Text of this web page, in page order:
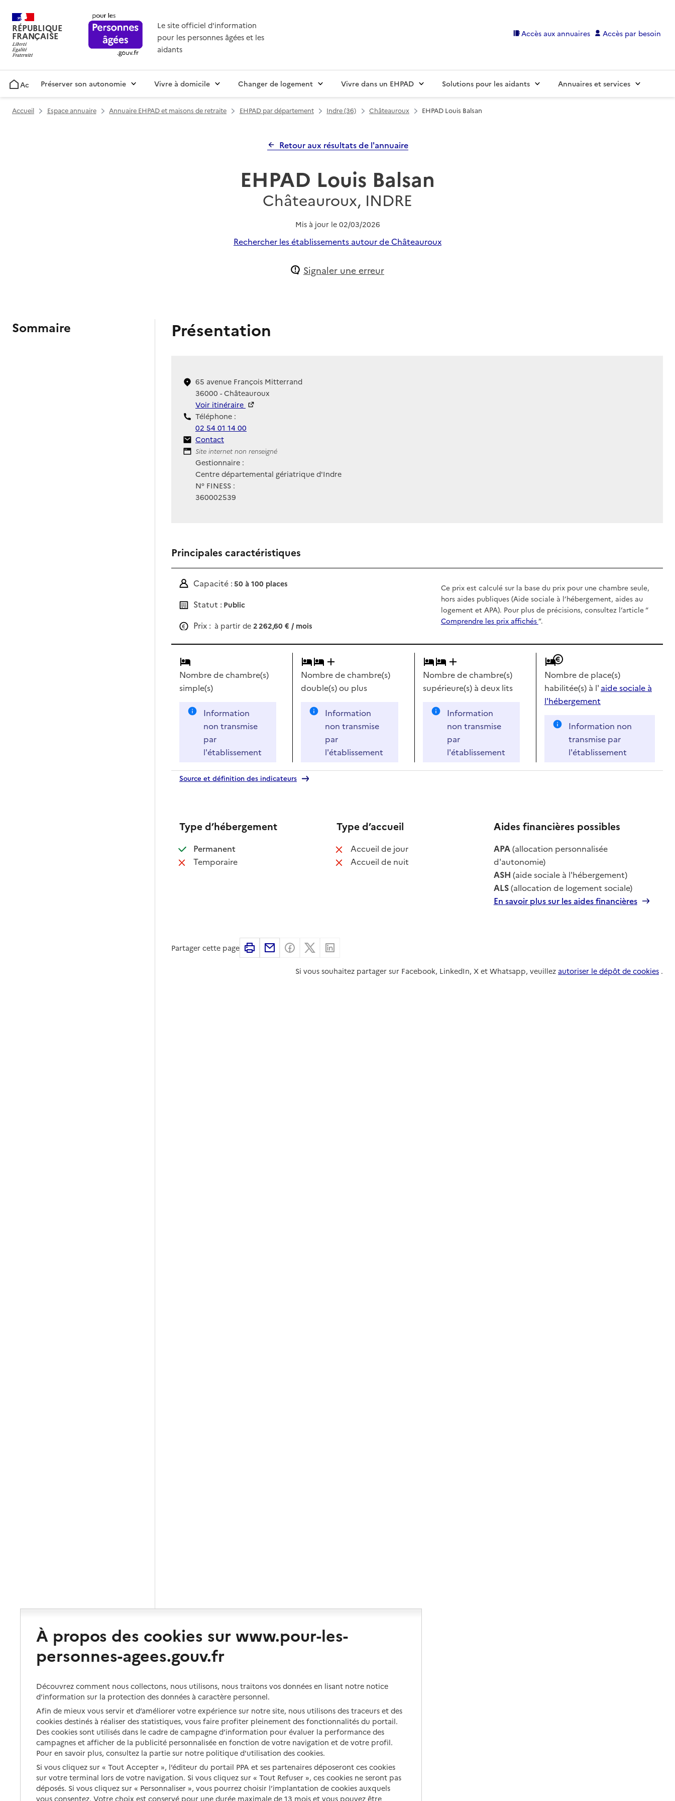
RÉPUBLIQUE
FRANÇAISE
Le site officiel d'information
pour les personnes âgées et les
aidants
Accès aux annuaires Accès par besoin
AccueilPréserver son autonomie Vivre à domicile Changer de logement Vivre dans un EHPAD Solutions pour les aidants Annuaires et services
Accueil Espace annuaire Annuaire EHPAD et maisons de retraite EHPAD par département Indre (36) Châteauroux EHPAD Louis Balsan
Retour aux résultats de l'annuaire
EHPAD Louis Balsan
Châteauroux, INDRE
Mis à jour le 02/03/2026
Rechercher les établissements autour de Châteauroux
Signaler une erreur
Sommaire Présentation
65 avenue François Mitterrand
36000 - Châteauroux
Voir itinéraire
Téléphone :
02 54 01 14 00
Contact
Contact
Site Internet
Site internet non renseigné
Gestionnaire :
Centre départemental gériatrique d'Indre
N° FINESS :
360002539
Principales caractéristiques
Capacité : 50 à 100 places
Statut : Public
Prix : à partir de 2 262,60 € / mois
Ce prix est calculé sur la base du prix pour une chambre seule,
hors aides publiques (Aide sociale à l’hébergement, aides au
logement et APA). Pour plus de précisions, consultez l’article “
Comprendre les prix affichés”.
Nombre de chambre(s)
simple(s)
Information
non transmise
par
l'établissement
Nombre de chambre(s)
double(s)ou plus
Information
non transmise
par
l'établissement
Nombre de chambre(s)
supérieure(s) à deux lits
Information
non transmise
par
l'établissement
Nombre de place(s)
habilitée(s) à l' aide sociale à
l'hébergement
Information non
transmise par
l'établissement
Source et définition des indicateurs
Type d’hébergement
Permanent: disponible
Temporaire: non disponible
Type d’accueil
Accueil de jour: non disponible
Accueil de nuit: non disponible
Aides financières possibles
APA(allocation personnalisée
d'autonomie)
ASH (aide sociale à l'hébergement)
ALS(allocation de logement sociale)
En savoir plus sur les aides financières
Partager cette page ImprimerPartager par email
Partager sur Facebook
Partager sur X
Si vous souhaitez partager sur Facebook, LinkedIn, X et Whatsapp, veuillez autoriser le dépôt de cookies .
À propos des cookies sur www.pour-les-
personnes-agees.gouv.fr
Découvrez comment nous collectons, nous utilisons, nous traitons vos données en lisant notre notice
d’information sur la protection des données à caractère personnel.
Afin de mieux vous servir et d’améliorer votre expérience sur notre site, nous utilisons des traceurs et des
cookies destinés à réaliser des statistiques, vous faire profiter pleinement des fonctionnalités du portail.
Des cookies sont utilisés dans le cadre de campagne d’information pour évaluer la performance des
campagnes et afficher de la publicité personnalisée en fonction de votre navigation et de votre profil.
Pour en savoir plus, consultez la partie sur notre politique d'utilisation des cookies.
Si vous cliquez sur « Tout Accepter », l’éditeur du portail PPA et ses partenaires déposeront ces cookies
sur votre terminal lors de votre navigation. Si vous cliquez sur « Tout Refuser », ces cookies ne seront pas
déposés. Si vous cliquez sur « Personnaliser », vous pourrez choisir l’implantation de cookies auxquels
vous consentez. Votre choix est conservé pour une durée maximale de 13 mois et vous pouvez être